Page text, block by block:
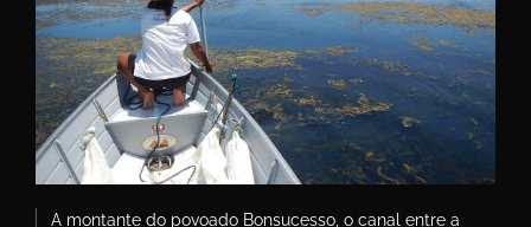
A montante do povoado Bonsucesso, o canal entre a